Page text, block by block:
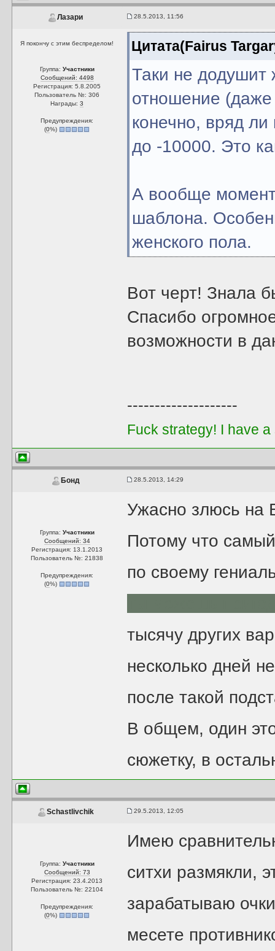
Лазари 28.5.2013, 11:56
Я покончу с этим беспределом!
Группа: Участники
Сообщений: 4498
Регистрация: 5.8.2005
Пользователь №: 306
Награды:3
Предупреждения:
(0%)
Цитата(Fairus
Таки не додушит
отношение (даже
конечно, вряд
до -10000. Это
А вообще
шаблона.
женского пола.
Вот черт! Знала
Спасибо
возможности в
--------------------
Fuck strategy! I have
Бонд 28.5.2013, 14:29
Группа: Участники
Сообщений: 34
Регистрация: 13.1.2013
Пользователь №: 21838
Предупреждения:
(0%)
Ужасно злюсь на
Потому что
по своему
тысячу других
несколько дней
после такой
В общем, один
сюжетку, в
Schastlivchik 29.5.2013, 12:05
Группа: Участники
Сообщений: 73
Регистрация: 23.4.2013
Пользователь №: 22104
Предупреждения:
(0%)
Имею
ситхи размякли,
зарабатываю
месете